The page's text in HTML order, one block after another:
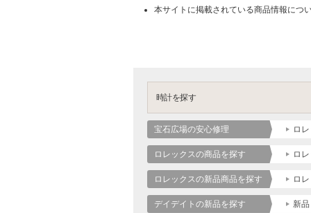
本サイトに掲載されている商品情報につ
時計を探す
宝石広場の安心修理 ロ
ロレックスの商品を探す ロ
ロレックスの新品商品を探す ロ
デイデイトの新品を探す 新